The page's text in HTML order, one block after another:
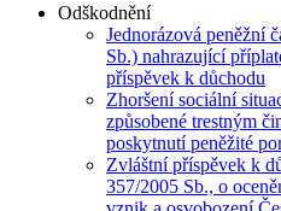
Odškodnění
Jednorázová peněžní
Sb.) nahrazující
příspěvek k důchodu
Zhoršení sociální
způsobené trestným
poskytnutí peněžité
Zvláštní příspěvek k
357/2005 Sb., o